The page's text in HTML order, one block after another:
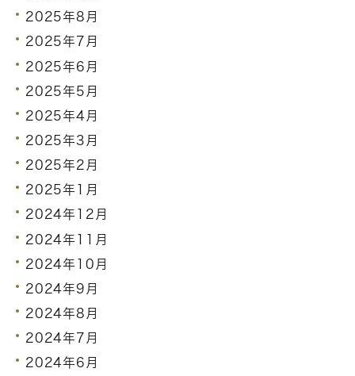
2025年8月
2025年7月
2025年6月
2025年5月
2025年4月
2025年3月
2025年2月
2025年1月
2024年12月
2024年11月
2024年10月
2024年9月
2024年8月
2024年7月
2024年6月